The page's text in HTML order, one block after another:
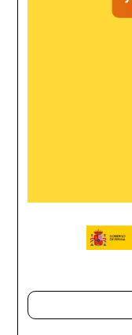
ámbitos como el
Además cada